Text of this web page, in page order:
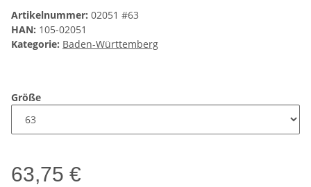
Artikelnummer: 02051 #63
HAN: 105-02051
Kategorie: Baden-Württemberg
Größe
63,75 €